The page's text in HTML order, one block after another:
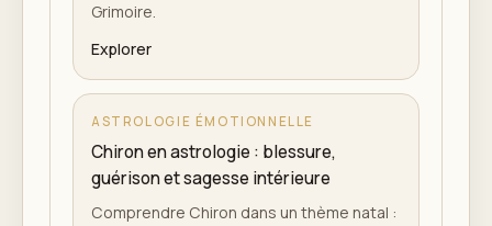
Grimoire.
Explorer
ASTROLOGIE ÉMOTIONNELLE
Chiron en astrologie : blessure,
guérison et sagesse intérieure
Comprendre Chiron dans un thème natal :